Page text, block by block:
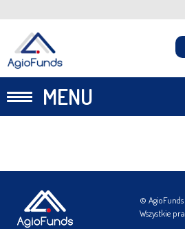
MENU
© AgioFunds
Wszystkie